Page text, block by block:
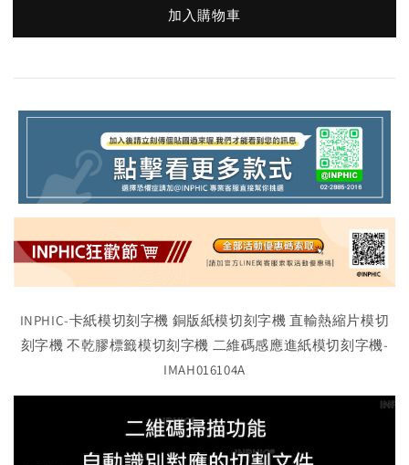
加入購物車
INPHIC-卡紙模切刻字機 銅版紙模切刻字機 直輸熱縮片模切
刻字機 不乾膠標籤模切刻字機 二維碼感應進紙模切刻字機-
IMAH016104A